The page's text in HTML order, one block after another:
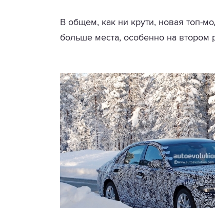
В общем, как ни крути, новая топ-
больше места, особенно на втором